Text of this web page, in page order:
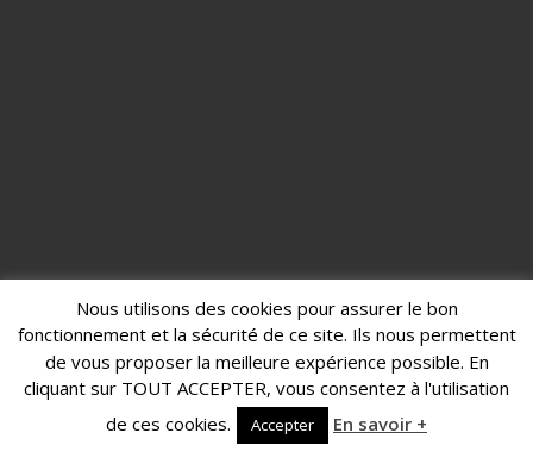
Nous utilisons des cookies pour assurer le bon
fonctionnement et la sécurité de ce site. Ils nous permettent
de vous proposer la meilleure expérience possible. En
cliquant sur TOUT ACCEPTER, vous consentez à l'utilisation
de ces cookies.
Accepter En savoir +